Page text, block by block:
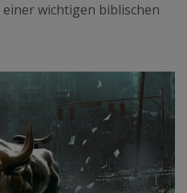
wichtigen biblischen